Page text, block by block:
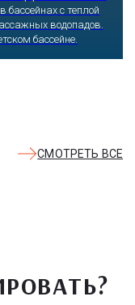
возможность
европейского
и творческих
СМОТРЕТЬ ВСЕ